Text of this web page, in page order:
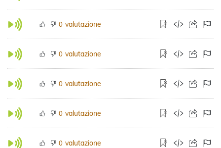
0 valutazione
0 valutazione
0 valutazione
0 valutazione
0 valutazione